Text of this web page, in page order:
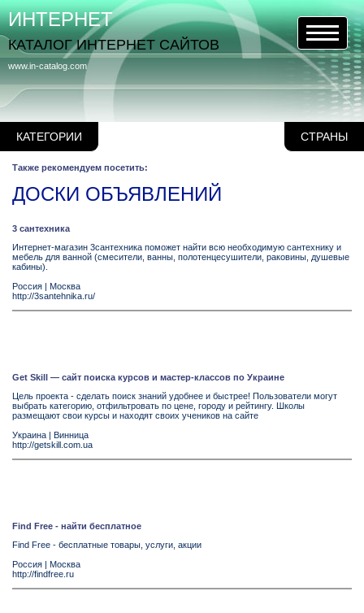
КАТЕГОРИИ СТРАНЫ
www.in-catalog.com
ИНТЕРНЕТ
КАТАЛОГ ИНТЕРНЕТ САЙТОВ
Также рекомендуем посетить:
ДОСКИ ОБЪЯВЛЕНИЙ
3 сантехника
Интернет-магазин 3сантехника поможет найти всю необходимую сантехнику и
мебель для ванной (смесители, ванны, полотенцесушители, раковины, душевые
кабины).
Россия | Москва
http://3santehnika.ru/
Get Skill — сайт поиска курсов и мастер-классов по Украине
Цель проекта - сделать поиск знаний удобнее и быстрее! Пользователи могут
выбрать категорию, отфильтровать по цене, городу и рейтингу. Школы
размещают свои курсы и находят своих учеников на сайте
Украина | Винница
http://getskill.com.ua
Find Free - найти бесплатное
Find Free - бесплатные товары, услуги, акции
Россия | Москва
http://findfree.ru